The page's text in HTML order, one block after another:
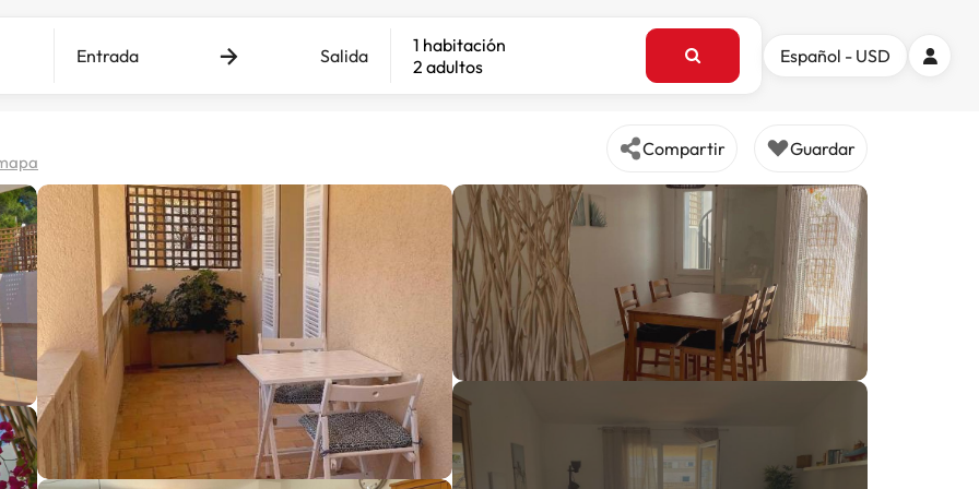
Entrada Salida
1 habitación
2 adultos
Español - USD
Compartir Guardar